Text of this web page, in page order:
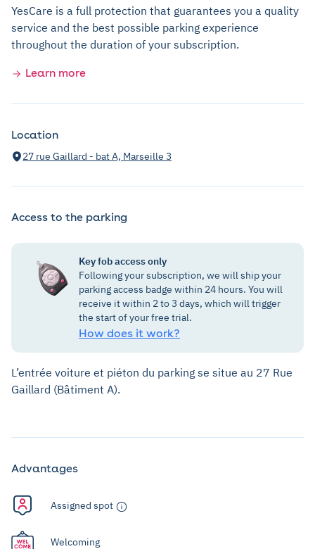
YesCare is a full protection that guarantees you a quality
service and the best possible parking experience
throughout the duration of your subscription.
Learn more
Location
27 rue Gaillard - bat A, Marseille 3
Access to the parking
Key fob access only
Following your subscription, we will ship your
parking access badge within 24 hours. You will
receive it within 2 to 3 days, which will trigger
the start of your free trial.
How does it work?
L’entrée voiture et piéton du parking se situe au 27 Rue
Gaillard (Bâtiment A).
Advantages
Assigned spot
Welcoming